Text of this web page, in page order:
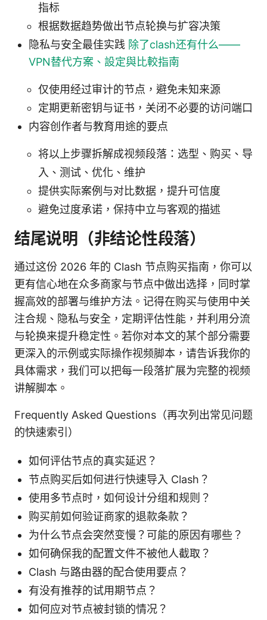
指标
根据数据趋势做出节点轮换与扩容决策
隐私与安全最佳实践 除了clash还有什么——
VPN替代方案、設定與比較指南
仅使用经过审计的节点，避免未知来源
定期更新密钥与证书，关闭不必要的访问端口
内容创作者与教育用途的要点
将以上步骤拆解成视频段落：选型、购买、导
入、测试、优化、维护
提供实际案例与对比数据，提升可信度
避免过度承诺，保持中立与客观的描述
结尾说明（非结论性段落）
通过这份 2026 年的 Clash 节点购买指南，你可以
更有信心地在众多商家与节点中做出选择，同时掌
握高效的部署与维护方法。记得在购买与使用中关
注合规、隐私与安全，定期评估性能，并利用分流
与轮换来提升稳定性。若你对本文的某个部分需要
更深入的示例或实际操作视频脚本，请告诉我你的
具体需求，我们可以把每一段落扩展为完整的视频
讲解脚本。
Frequently Asked Questions（再次列出常见问题
的快速索引）
如何评估节点的真实延迟？
节点购买后如何进行快速导入 Clash？
使用多节点时，如何设计分组和规则？
购买前如何验证商家的退款条款？
为什么节点会突然变慢？可能的原因有哪些？
如何确保我的配置文件不被他人截取？
Clash 与路由器的配合使用要点？
有没有推荐的试用期节点？
如何应对节点被封锁的情况？